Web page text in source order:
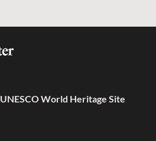
UNESCO World Heritage Site